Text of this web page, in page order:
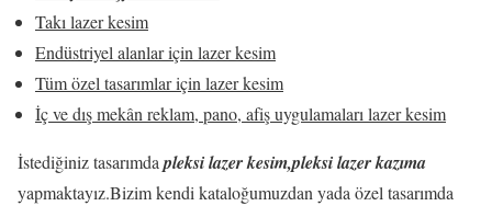
Takı lazer kesim
Endüstriyel alanlar için lazer kesim
Tüm özel tasarımlar için lazer kesim
İç ve dış mekân reklam, pano, afiş uygulamaları lazer kesim
İstediğiniz tasarımdapleksi lazer kesim,pleksi lazer kazıma
yapmaktayız.Bizim kendi kataloğumuzdan yada özel tasarımda